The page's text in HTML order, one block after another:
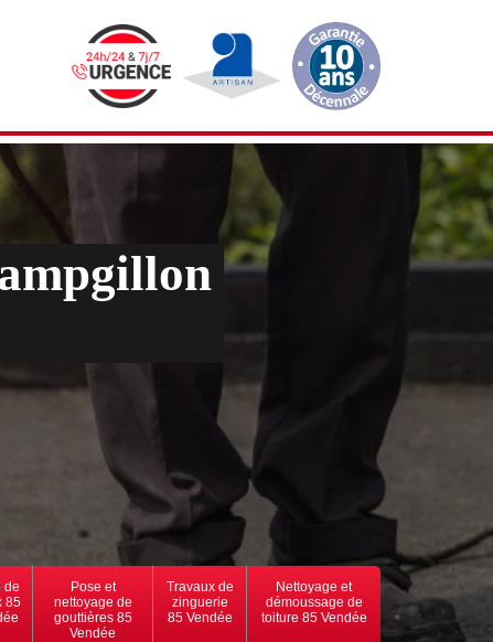
de
85
Pose et
nettoyage de
gouttières 85
Vendée
Travaux de
zinguerie
85 Vendée
Nettoyage et
démoussage de
toiture 85 Vendée